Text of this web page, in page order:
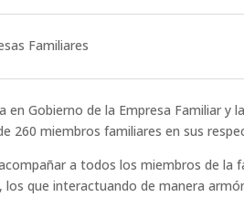
Familiares
en Gobierno de la Empresa Familiar
260 miembros familiares en sus
a todos los miembros de
, los que interactuando de manera